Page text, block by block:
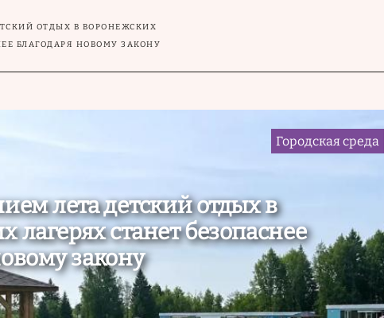
ОТДЫХ В ВОРОНЕЖСКИХ
БЛАГОДАРЯ НОВОМУ ЗАКОНУ
Городская среда
лета детский отдых в
лагерях станет безопаснее
закону